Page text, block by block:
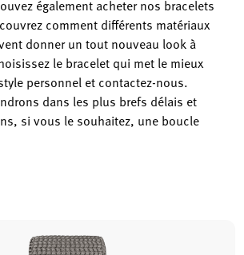
également acheter nos bracelets
comment différents matériaux
donner un tout nouveau look à
le bracelet qui met le mieux
personnel et contactez-nous.
dans les plus brefs délais et
si vous le souhaitez, une boucle